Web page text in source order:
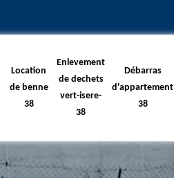
Location
de benne
38
Enlevement
de dechets
vert-isere-
38
Débarras
d'appartement
38